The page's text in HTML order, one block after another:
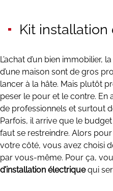
Kit
L’achat d’un bien
d’une maison sont de gros
lancer à la hâte. Mais plutôt
peser le pour et le contre. En
de professionnels et surtout
Parfois, il arrive que le
faut se restreindre. Alors
votre côté, vous avez choisi
par vous-même. Pour ça,
d’installation électriquequi